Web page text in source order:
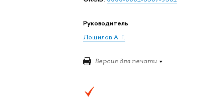
Руководитель
Лощилов А. Г.
Версия для печати